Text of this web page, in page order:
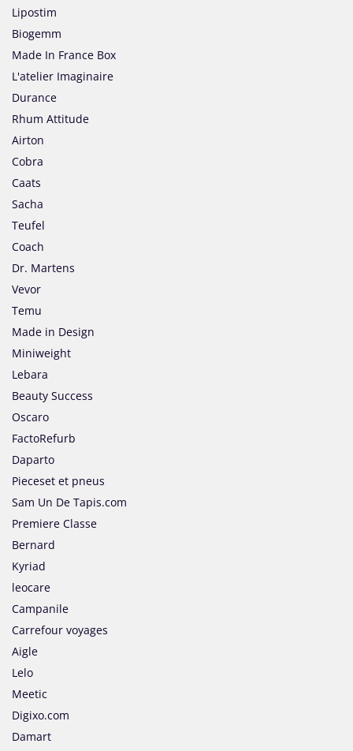
Lipostim
Biogemm
Made In France Box
L'atelier Imaginaire
Durance
Rhum Attitude
Airton
Cobra
Caats
Sacha
Teufel
Coach
Dr. Martens
Vevor
Temu
Made in Design
Miniweight
Lebara
Beauty Success
Oscaro
FactoRefurb
Daparto
Pieceset et pneus
Sam Un De Tapis.com
Premiere Classe
Bernard
Kyriad
leocare
Campanile
Carrefour voyages
Aigle
Lelo
Meetic
Digixo.com
Damart